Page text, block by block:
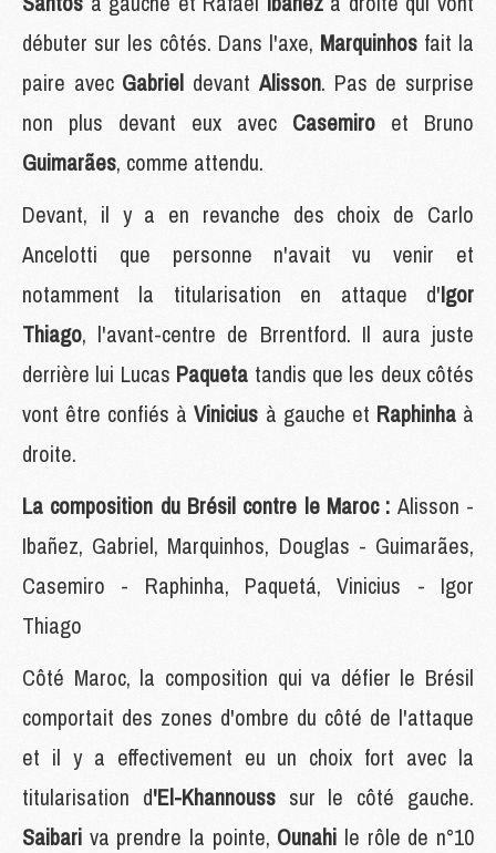
débuter sur les côtés. Dans l'axe, Marquinhos fait la
paire avec Gabriel devant Alisson. Pas de surprise
non plus devant eux avec Casemiro et Bruno
Guimarães, comme attendu.
Devant, il y a en revanche des choix de Carlo
Ancelotti que personne n'avait vu venir et
notamment la titularisation en attaque d'Igor
Thiago, l'avant-centre de Brrentford. Il aura juste
derrière lui Lucas Paqueta tandis que les deux côtés
vont être confiés àVinicius à gauche et Raphinha à
droite.
La composition du Brésil contre le Maroc : Alisson -
Ibañez, Gabriel, Marquinhos, Douglas - Guimarães,
Casemiro - Raphinha, Paquetá, Vinicius - Igor
Thiago
Côté Maroc, la composition qui va défier le Brésil
comportait des zones d'ombre du côté de l'attaque
et il y a effectivement eu un choix fort avec la
titularisation d'El-Khannousssur le côté gauche.
Saibari va prendre la pointe, Ounahi le rôle de n°10